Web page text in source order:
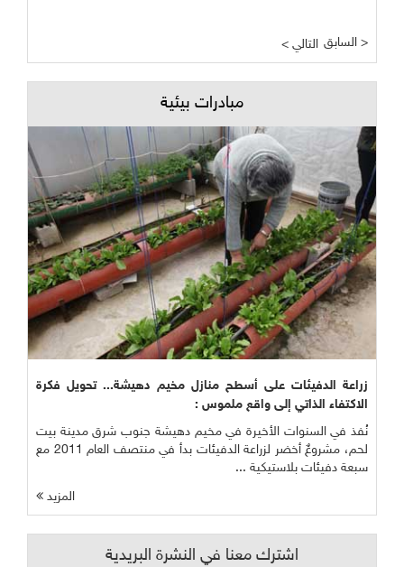
< التالي السابق >
مبادرات بيئية
زراعة الدفيئات على أسطح منازل مخيم دهيشة... تحويل فكرة
الاكتفاء الذاتي إلى واقع ملموس :
نُفذ في السنوات الأخيرة في مخيم دهيشة جنوب شرق مدينة بيت
لحم، مشروعٌ أخضر لزراعة الدفيئات بدأ في منتصف العام 2011 مع
سبعة دفيئات بلاستيكية ...
المزيد
اشترك معنا في النشرة البريدية